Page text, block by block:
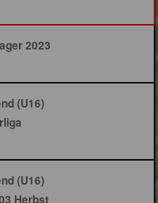
2023
(U16)
(U16)
Herbst